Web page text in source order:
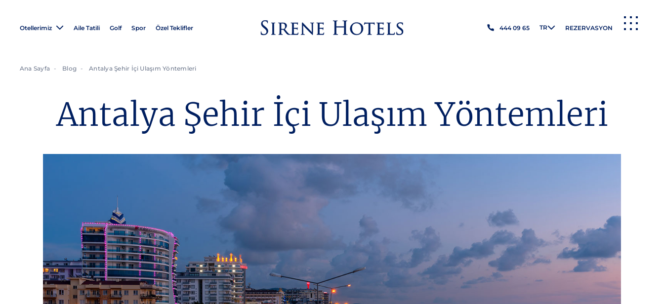
Otellerimiz Aile Tatili Golf Spor Özel Teklifler 444 09 65 TR REZERVASYON
Ana Sayfa Blog Antalya Şehir İçi Ulaşım Yöntemleri
Antalya Şehir İçi Ulaşım Yöntemleri